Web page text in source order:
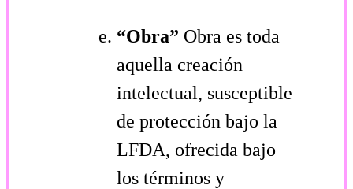
“Obra” Obra es toda
aquella creación
intelectual, susceptible
de protección bajo la
LFDA, ofrecida bajo
los términos y